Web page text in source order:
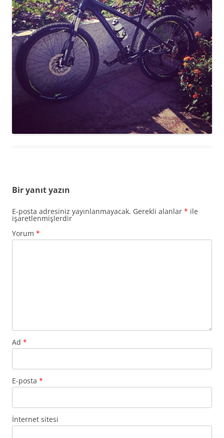
Bir yanıt yazın
E-posta adresiniz yayınlanmayacak. Gerekli alanlar * ile
işaretlenmişlerdir
Yorum *
Ad *
E-posta *
İnternet sitesi